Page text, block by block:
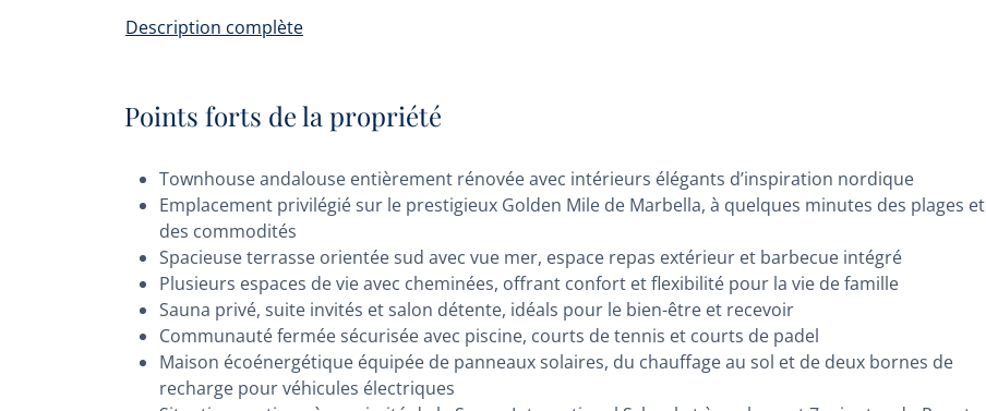
Description complète
Points forts de la propriété
Townhouse andalouse entièrement rénovée avec intérieurs élégants d’inspiration nordique
Emplacement privilégié sur le prestigieux Golden Mile de Marbella, à quelques minutes des plages et
des commodités
Spacieuse terrasse orientée sud avec vue mer, espace repas extérieur et barbecue intégré
Plusieurs espaces de vie avec cheminées, offrant confort et flexibilité pour la vie de famille
Sauna privé, suite invités et salon détente, idéals pour le bien-être et recevoir
Communauté fermée sécurisée avec piscine, courts de tennis et courts de padel
Maison écoénergétique équipée de panneaux solaires, du chauffage au sol et de deux bornes de
recharge pour véhicules électriques